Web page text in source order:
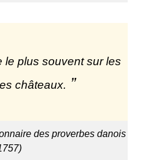
le plus souvent sur les
châteaux.
des proverbes danois